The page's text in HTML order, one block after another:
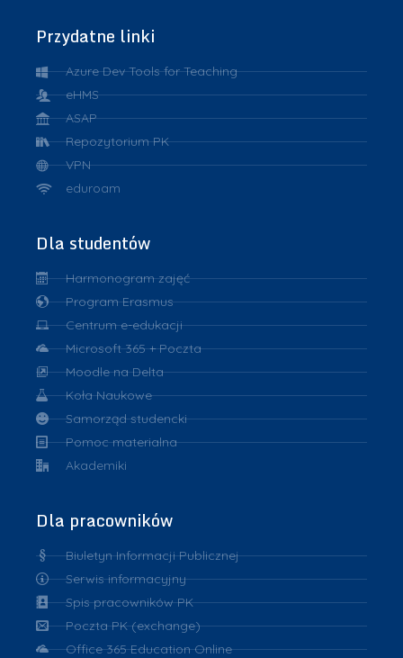
Przydatne linki
Azure Dev Tools for Teaching
eHMS
ASAP
Repozytorium PK
VPN
eduroam
Dla studentów
Harmonogram zajęć
Program Erasmus
Centrum e-edukacji
Microsoft 365 + Poczta
Moodle na Delta
Koła Naukowe
Samorząd studencki
Pomoc materialna
Akademiki
Dla pracowników
Biuletyn Informacji Publicznej
Serwis informacyjny
Spis pracowników PK
Poczta PK (exchange)
Office 365 Education Online